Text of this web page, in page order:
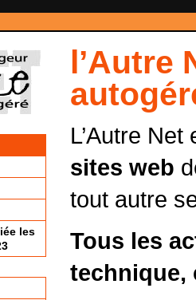
les
l’Autre
L’Autre
sites web
tout autre
Tous les
technique,